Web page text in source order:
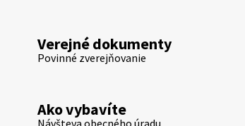
Verejné dokumenty
Povinné zverejňovanie
Ako vybavíte
Návšteva obecného úradu